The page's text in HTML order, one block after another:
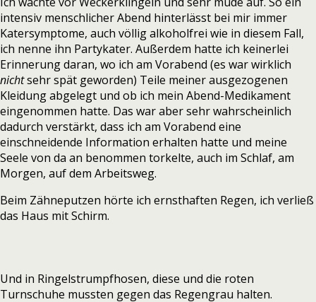
intensiv menschlicher Abend hinterlässt bei mir immer
Katersymptome, auch völlig alkoholfrei wie in diesem Fall,
ich nenne ihn Partykater. Außerdem hatte ich keinerlei
Erinnerung daran, wo ich am Vorabend (es war wirklich
nichtsehr spät geworden) Teile meiner ausgezogenen
Kleidung abgelegt und ob ich mein Abend-Medikament
eingenommen hatte. Das war aber sehr wahrscheinlich
dadurch verstärkt, dass ich am Vorabend eine
einschneidende Information erhalten hatte und meine
Seele von da an benommen torkelte, auch im Schlaf, am
Morgen, auf dem Arbeitsweg.
Beim Zähneputzen hörte ich ernsthaften Regen, ich verließ
das Haus mit Schirm.
Und in Ringelstrumpfhosen, diese und die roten
Turnschuhe mussten gegen das Regengrau halten.